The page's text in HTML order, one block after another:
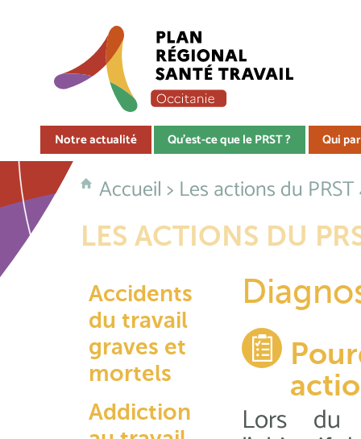
Notre actualité Qu'est-ce que le PRST ? Qui
Accueil> Les actions du
LES ACTIONS DU
Accidents
du travail
graves et
mortels
Addiction
Lors du